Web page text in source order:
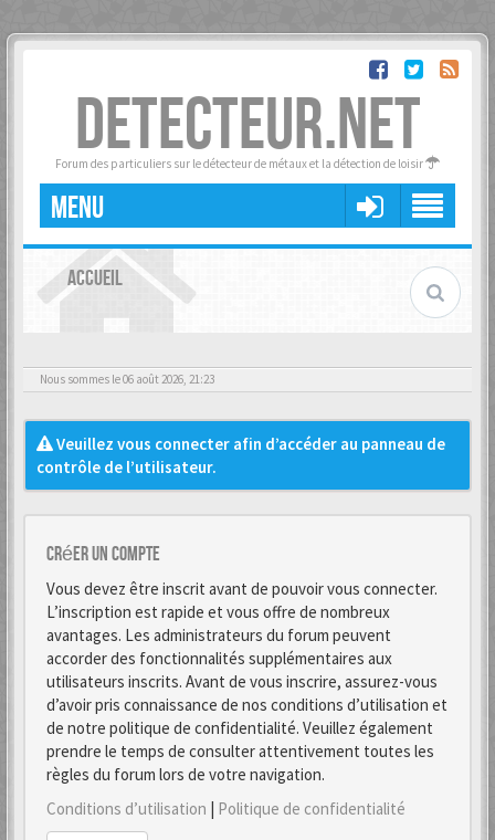
DETECTEUR.NET
Forum des particuliers sur le détecteur de métaux et la détection de loisir
MENU
ACCUEIL
Nous sommes le 06 août 2026, 21:23
Veuillez vous connecter afin d’accéder au panneau de
contrôle de l’utilisateur.
Créer un Compte
Vous devez être inscrit avant de pouvoir vous connecter.
L’inscription est rapide et vous offre de nombreux
avantages. Les administrateurs du forum peuvent
accorder des fonctionnalités supplémentaires aux
utilisateurs inscrits. Avant de vous inscrire, assurez-vous
d’avoir pris connaissance de nos conditions d’utilisation et
de notre politique de confidentialité. Veuillez également
prendre le temps de consulter attentivement toutes les
règles du forum lors de votre navigation.
Conditions d’utilisation | Politique de confidentialité